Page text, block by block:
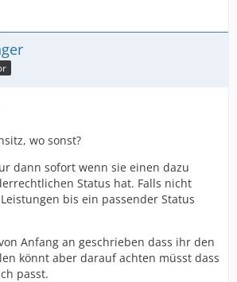
wo sonst?
dann sofort wenn sie einen dazu
Status hat. Falls nicht
bis ein passender Status
Anfang an geschrieben dass ihr den
könnt aber darauf achten müsst dass
passt.